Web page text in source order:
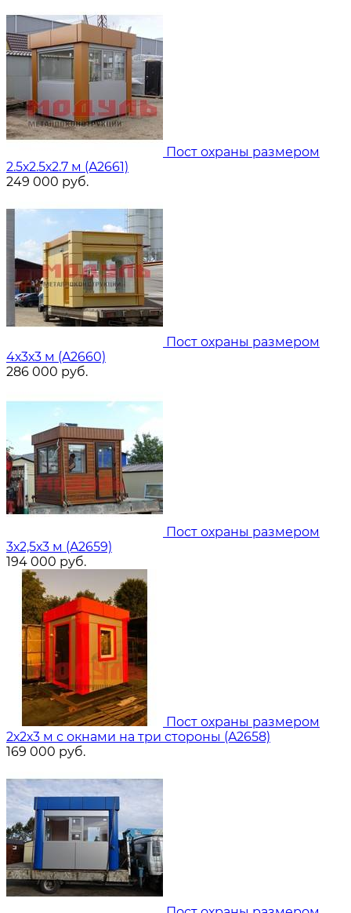
Пост охраны размером
2.5х2.5х2.7 м (A2661)
249 000 руб.
Пост охраны размером
4х3х3 м (A2660)
286 000 руб.
Пост охраны размером
3х2,5х3 м (A2659)
194 000 руб.
Пост охраны размером
2х2х3 м с окнами на три стороны (A2658)
169 000 руб.